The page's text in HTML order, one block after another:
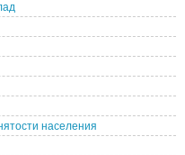
населения